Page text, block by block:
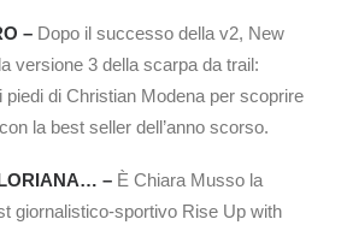
– Dopo il successo della v2, New
versione 3 della scarpa da trail:
piedi di Christian Modena per scoprire
la best seller dell’anno scorso.
– È Chiara Musso la
giornalistico-sportivo Rise Up with